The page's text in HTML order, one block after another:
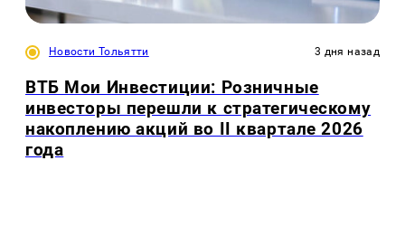
Новости Тольятти 3 дня назад
ВТБ Мои Инвестиции: Розничные
инвесторы перешли к стратегическому
накоплению акций во II квартале 2026
года